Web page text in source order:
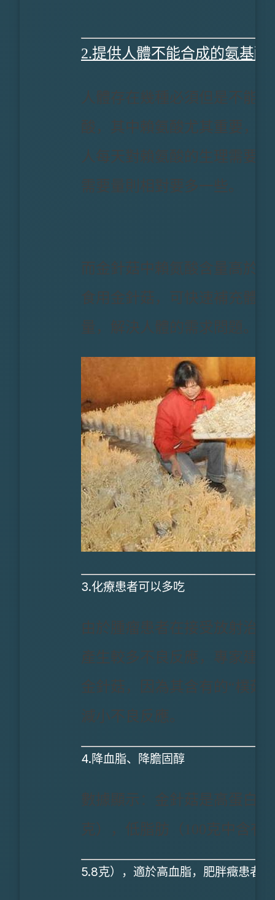
2.提供人體不能合成的氨基酸
人體存在幾種必須但是不能
酸，其中賴氨酸尤其重要，
人每天對賴氨酸的生理需要
需要量則相對要多一些。
而金針菇中賴氮酸含量高於
食用金針菇，可快速補充體
量，解決人體的需求問題。
3.化療患者可以多吃
由於腫瘤患者在接受放射治
產生較多不良反應，專家建
金針菇，因為其含有的“樸菇
減小不良反應。
4.降血脂、降膽固醇
數據顯示：金針菇是高蛋白（
克），低脂肪（100克中含有
5.8克），適於高血脂，肥胖癥患者